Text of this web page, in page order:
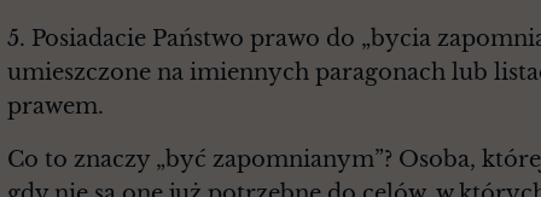
5. Posiadacie Państwo prawo do „bycia
umieszczone na imiennych paragonach lub
prawem.
Co to znaczy „być zapomnianym”? Osoba,